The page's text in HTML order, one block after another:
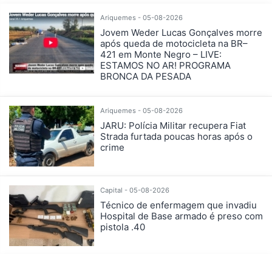
Ariquemes - 05-08-2026
Jovem Weder Lucas Gonçalves morre
após queda de motocicleta na BR–
421 em Monte Negro – LIVE:
ESTAMOS NO AR! PROGRAMA
BRONCA DA PESADA
Ariquemes - 05-08-2026
JARU: Polícia Militar recupera Fiat
Strada furtada poucas horas após o
crime
Capital - 05-08-2026
Técnico de enfermagem que invadiu
Hospital de Base armado é preso com
pistola .40